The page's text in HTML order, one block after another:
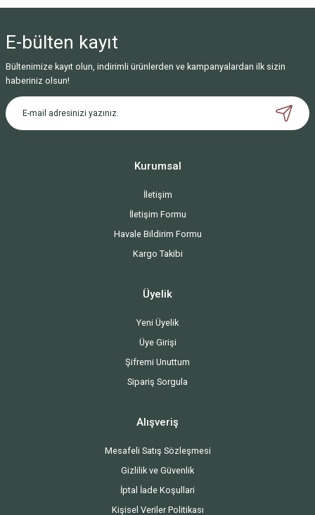
E-bülten kayıt
Bültenimize kayıt olun, indirimli ürünlerden ve kampanyalardan ilk sizin
haberiniz olsun!
Kurumsal
İletişim
İletişim Formu
Havale Bildirim Formu
Kargo Takibi
Üyelik
Yeni Üyelik
Üye Girişi
Şifremi Unuttum
Sipariş Sorgula
Alışveriş
Mesafeli Satış Sözleşmesi
Gizlilik ve Güvenlik
İptal İade Koşullari
Kişisel Veriler Politikası